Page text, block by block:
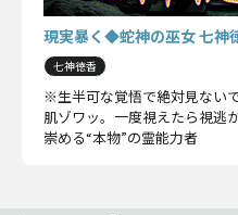
現実暴く◆蛇神の巫女 七神
七神徳香
※生半可な覚悟で絶対見ない
肌ゾワッ。一度視えたら視
崇める“本物”の霊能力者